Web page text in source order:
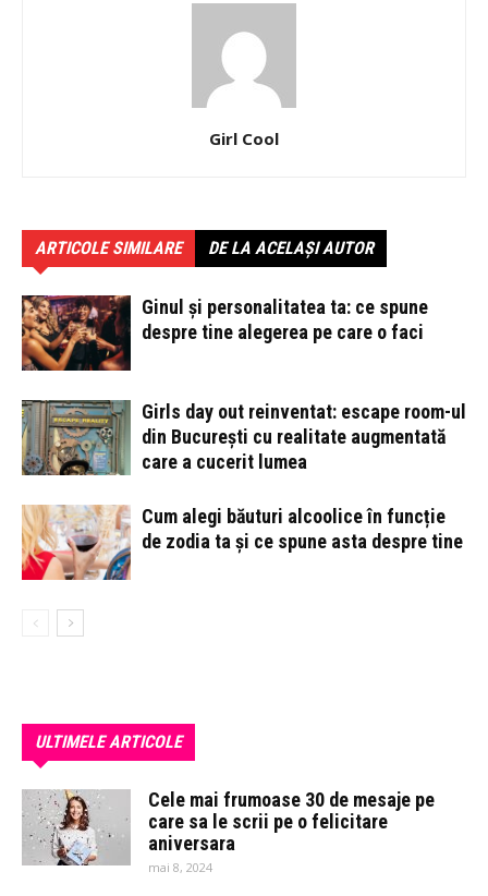
Girl Cool
ARTICOLE SIMILARE DE LA ACELAȘI AUTOR
Ginul și personalitatea ta: ce spune
despre tine alegerea pe care o faci
Girls day out reinventat: escape room-ul
din București cu realitate augmentată
care a cucerit lumea
Cum alegi băuturi alcoolice în funcție
de zodia ta și ce spune asta despre tine
ULTIMELE ARTICOLE
Cele mai frumoase 30 de mesaje pe
care sa le scrii pe o felicitare
aniversara
mai 8, 2024